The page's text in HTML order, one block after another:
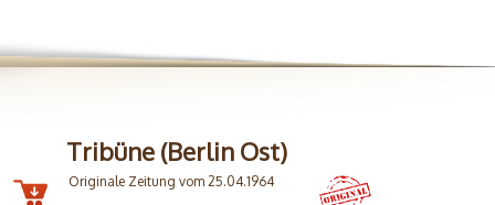
Tribüne (Berlin Ost)
Originale Zeitung vom 25.04.1964